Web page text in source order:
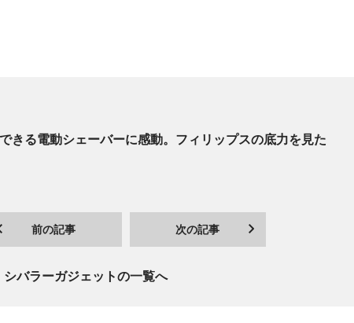
きる電動シェーバーに感動。フィリップスの底力を見た
前の記事 次の記事
シバラーガジェットの一覧へ